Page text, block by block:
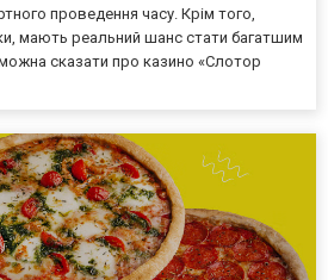
проведення часу. Крім того,
мають реальний шанс стати багатшим
сказати про казино «Слотор